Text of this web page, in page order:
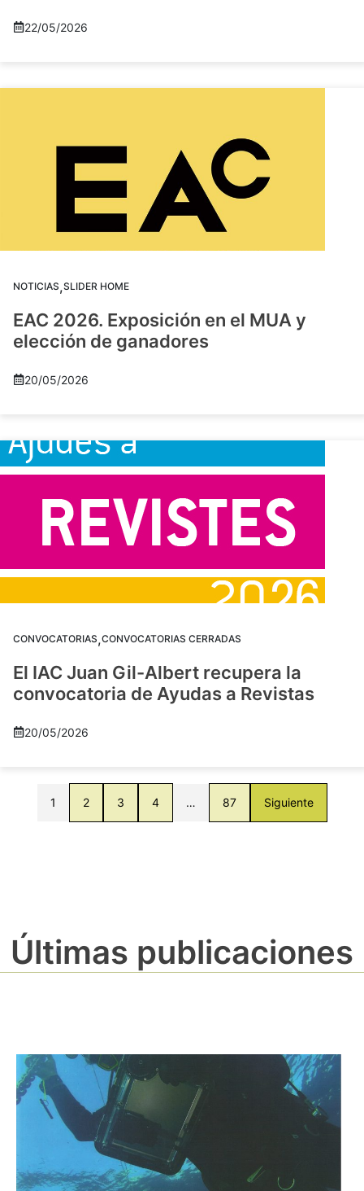
22/05/2026
NOTICIAS,SLIDER HOME
EAC 2026. Exposición en el MUA y
elección de ganadores
20/05/2026
CONVOCATORIAS,CONVOCATORIAS CERRADAS
El IAC Juan Gil-Albert recupera la
convocatoria de Ayudas a Revistas
20/05/2026
1 2 3 4 … 87 Siguiente
Últimas publicaciones